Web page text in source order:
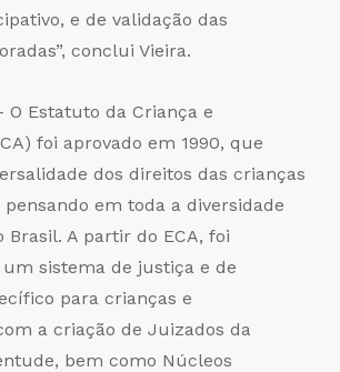
e de validação das
conclui Vieira.
O Estatuto da Criança e
foi aprovado em 1990, que
dos direitos das crianças
em toda a diversidade
Brasil. A partir do ECA, foi
sistema de justiça e de
para crianças e
a criação de Juizados da
bem como Núcleos